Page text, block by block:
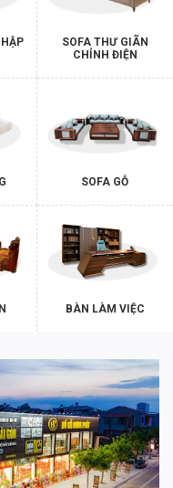
SOFA THƯ GIÃN
CHỈNH ĐIỆN
SOFA GỖ
BÀN LÀM VIỆC